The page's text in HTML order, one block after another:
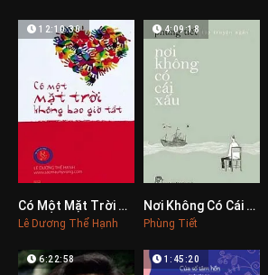
0
12:10:30
Có Một Mặt Trời Không Bao Giờ Tắt
Lê Dương Thể Hạnh
0
4:09:18
Nơi Không Có Cái Xấu
Phùng Tiết
6:22:58 1:45:20